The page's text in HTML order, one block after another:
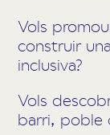
Vols
construir
inclusiva?
Vols
barri, poble